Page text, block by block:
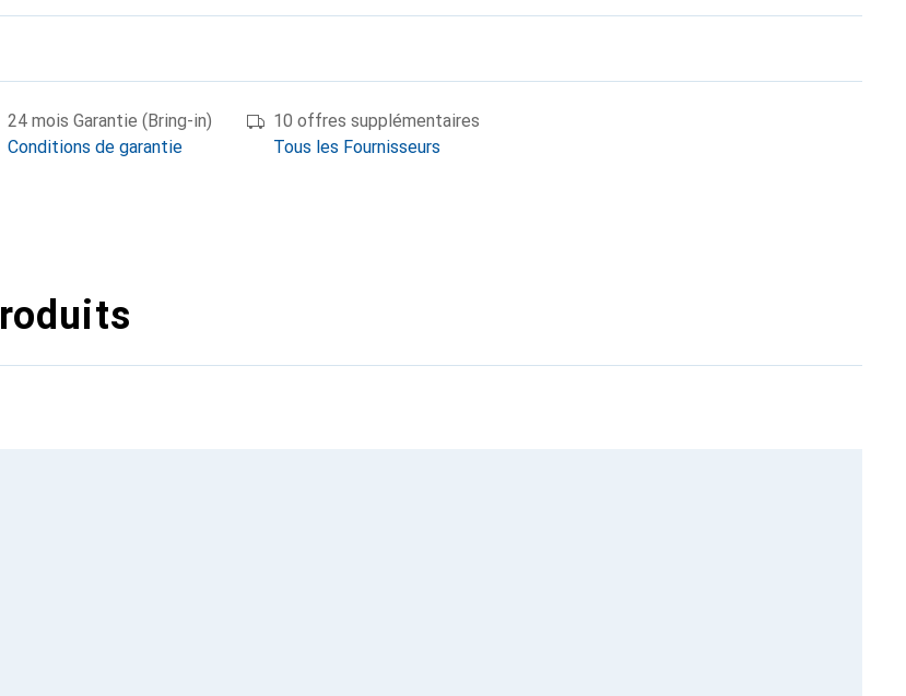
24 mois Garantie (Bring-in)
Conditions de garantie
10 offres supplémentaires
Tous les Fournisseurs